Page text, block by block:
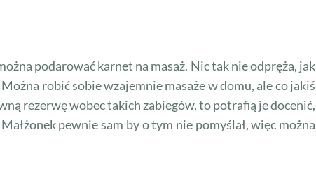
podarować karnet na masaż. Nic tak nie odpręża, jak
robić sobie wzajemnie masaże w domu, ale co jakiś
rezerwę wobec takich zabiegów, to potrafią je docenić,
pewnie sam by o tym nie pomyślał, więc można